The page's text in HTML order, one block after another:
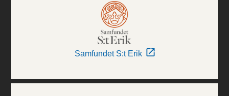
Samfundet S:t Erik